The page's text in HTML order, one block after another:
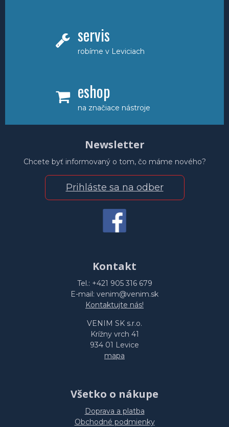
servis
robíme v Leviciach
eshop
na značiace nástroje
Newsletter
Chcete byť informovaný o tom, čo máme nového?
Prihláste sa na odber
Kontakt
Tel.: +421 905 316 679
E-mail: venim@venim.sk
Kontaktujte nás!
VENIM SK s.r.o.
Krížny vrch 41
934 01 Levice
mapa
Všetko o nákupe
Doprava a platba
Obchodné podmienky